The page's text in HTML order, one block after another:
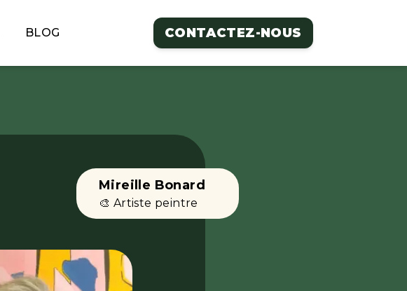
BLOG CONTACTEZ-NOUS
Mireille Bonard
🎨 Artiste peintre